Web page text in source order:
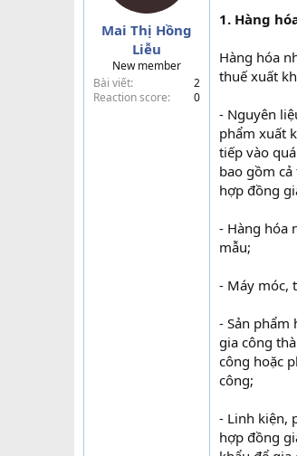
Mai Thị Hồng
Liễu
New member
Bài viết
2
Reaction score
0
1. Hàng
Hàng hóa
thuế xuất
- Nguyên
phẩm xuất
tiếp vào
bao gồm
hợp đồng
- Hàng hóa
mẫu;
- Máy móc,
- Sản phẩm
gia công
công hoặc
công;
- Linh kiện,
hợp đồng